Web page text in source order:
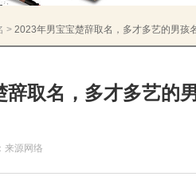
> 2023年男宝宝楚辞取名，多才多艺的男孩
辞取名，多才多艺的
来源网络